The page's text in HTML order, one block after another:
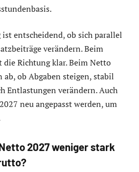
entscheidend, ob sich parallel
verändern. Beim
Richtung klar. Beim Netto
ab, ob Abgaben steigen, stabil
Entlastungen verändern. Auch
neu angepasst werden, um
2027 weniger stark